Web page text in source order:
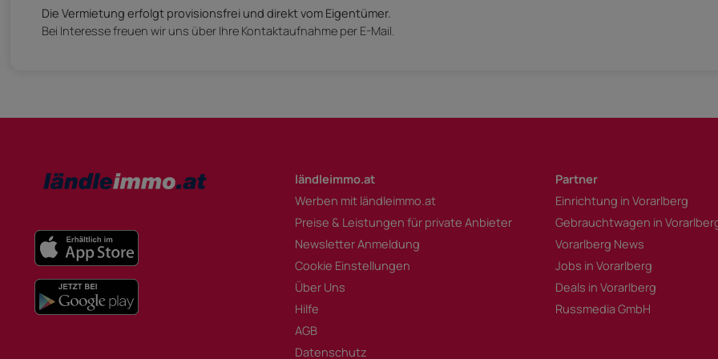
Die Vermietung erfolgt provisionsfrei und direkt vom Eigentümer.
Bei Interesse freuen wir uns über Ihre Kontaktaufnahme per E-Mail.
ländleimmo.at
Werben mit ländleimmo.at
Preise & Leistungen für private Anbieter
Newsletter Anmeldung
Cookie Einstellungen
Über Uns
Hilfe
AGB
Datenschutz
Partner
Einrichtung in Vorarlberg
Gebrauchtwagen in
Vorarlberg News
Jobs in Vorarlberg
Deals in Vorarlberg
Russmedia GmbH